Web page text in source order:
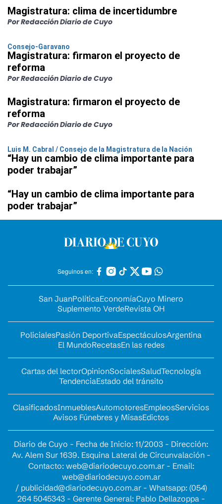
Magistratura: clima de incertidumbre
Por Redacción Diario de Cuyo
Consejo-Garavano
Magistratura: firmaron el proyecto de
reforma
Por Redacción Diario de Cuyo
Magistratura: firmaron el proyecto de
reforma
Por Redacción Diario de Cuyo
Luis M. Cabral / Consejo de la Magistratura de la Nación
“Hay un cambio de clima importante para
poder trabajar”
“Hay un cambio de clima importante para
poder trabajar”
Seguinos en:
San JuanPolíticaEconomíaCuyo Minero
Suplemento VerdeRevista OH
PolicialesPasión DeportivaEspectáculosArgentina
El MundoRecetasEn las redes
Cartas del lectorOpinionSocialesSaludTecnología
TendenciaEstado del tránsito
ClasificadosInmueblesAutomotoresEmpleosServicios
Avisos Fúnebres y MisasEdictos
Diario de Cuyo - Fecha de Inicio: 11/2003 - Dirección:
Av. Alem Sur 1639. Esquina Lateral de Circunvalación -
Contacto: web@diariodecuyo.com.ar- Email:
web@diariodecuyo.com.ar
/ publicidad@diariodecuyo.com.ar- Whatsapp: (054)
264 5045343 - Gerente General: Pablo Dellazoppa -